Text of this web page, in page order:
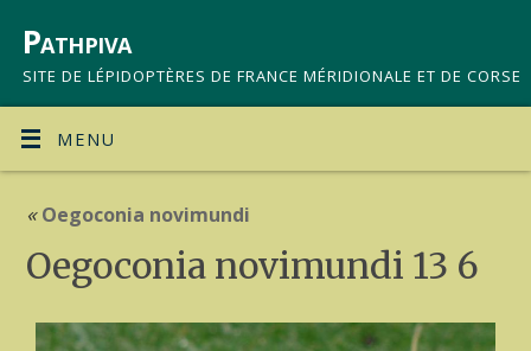
Pathpiva
SITE DE LÉPIDOPTÈRES DE FRANCE MÉRIDIONALE ET DE CORSE
MENU
«Oegoconia novimundi
Oegoconia novimundi 13 6